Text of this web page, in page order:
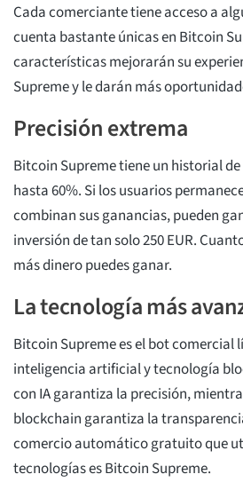
Cada comerciante tiene acceso a
cuenta bastante únicas en Bitcoin
características mejorarán su
Supreme y le darán más
Precisión extrema
Bitcoin Supreme tiene un historial
hasta 60%. Si los usuarios
combinan sus ganancias, pueden
inversión de tan solo 250 EUR.
más dinero puedes ganar.
La tecnología más
Bitcoin Supreme es el bot comercial
inteligencia artificial y tecnología
con IA garantiza la precisión,
blockchain garantiza la
comercio automático gratuito que
tecnologías es Bitcoin Supreme.